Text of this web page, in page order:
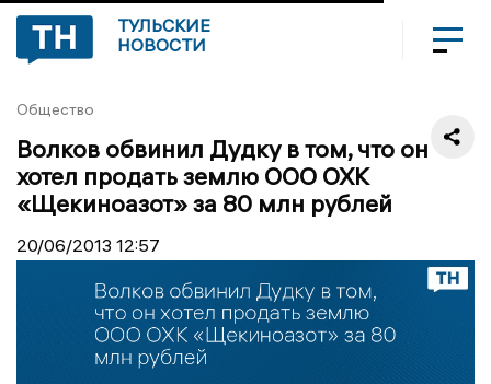
ТУЛЬСКИЕ
НОВОСТИ
Общество
Волков обвинил Дудку в том, что он
хотел продать землю ООО ОХК
«Щекиноазот» за 80 млн рублей
20/06/2013 12:57